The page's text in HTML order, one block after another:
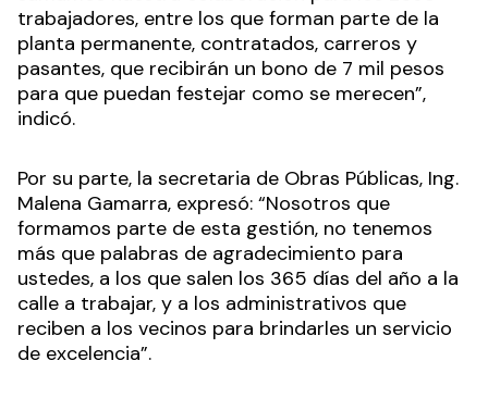
trabajadores, entre los que forman parte de la
planta permanente, contratados, carreros y
pasantes, que recibirán un bono de 7 mil pesos
para que puedan festejar como se merecen”,
indicó.
Por su parte, la secretaria de Obras Públicas, Ing.
Malena Gamarra, expresó: “Nosotros que
formamos parte de esta gestión, no tenemos
más que palabras de agradecimiento para
ustedes, a los que salen los 365 días del año a la
calle a trabajar, y a los administrativos que
reciben a los vecinos para brindarles un servicio
de excelencia”.